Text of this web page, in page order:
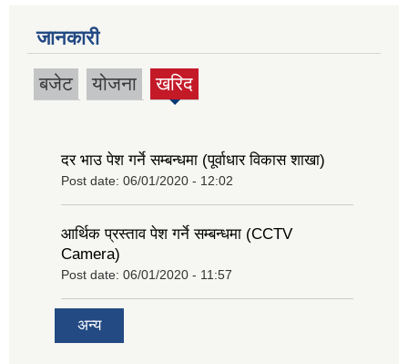
जानकारी
बजेट योजना खरिद
(active
दर भाउ पेश गर्ने सम्बन्धमा (पूर्वाधार विकास शाखा)
Post date: 06/01/2020 - 12:02
आर्थिक प्रस्ताव पेश गर्ने सम्बन्धमा (CCTV
Camera)
Post date: 06/01/2020 - 11:57
अन्य